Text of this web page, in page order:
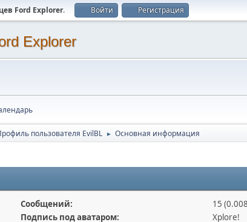
Ford Explorer. Войти Регистрация
Explorer
пользователя EvilBL ► Основная информация
Сообщений:
15
Подпись под аватаром:
Xplore!